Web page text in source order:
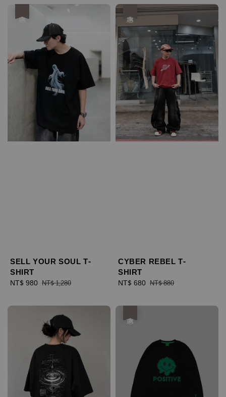
SELL YOUR SOUL T-
SHIRT
Sale
NT$ 980 Regular
NT$ 1,280
CYBER REBEL T-
SHIRT
Sale
NT$ 680 Regular
NT$ 880